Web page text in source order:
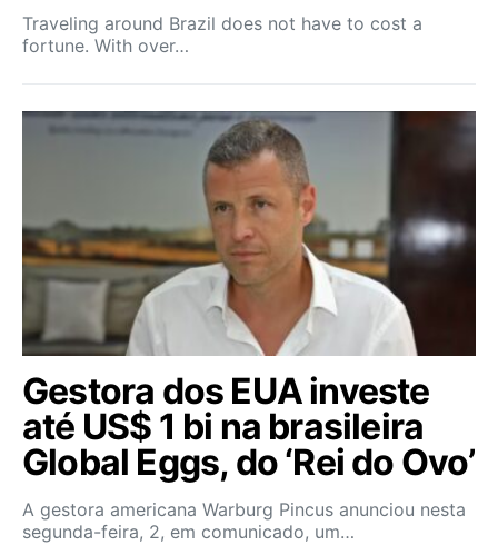
Traveling around Brazil does not have to cost a
fortune. With over…
Gestora dos EUA investe
até US$ 1 bi na brasileira
Global Eggs, do ‘Rei do Ovo’
A gestora americana Warburg Pincus anunciou nesta
segunda-feira, 2, em comunicado, um…